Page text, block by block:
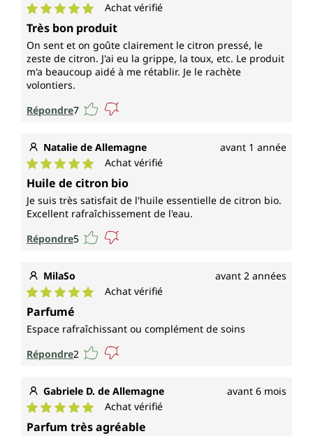
Note moyenne de 5 sur 5 étoiles
Achat vérifié
Très bon produit
On sent et on goûte clairement le citron pressé, le
zeste de citron. J'ai eu la grippe, la toux, etc. Le produit
m'a beaucoup aidé à me rétablir. Je le rachète
volontiers.
Répondre7
Natalie de Allemagne avant 1 année
Note moyenne de 5 sur 5 étoiles
Achat vérifié
Huile de citron bio
Je suis très satisfait de l'huile essentielle de citron bio.
Excellent rafraîchissement de l'eau.
Répondre5
MilaSo avant 2 années
Note moyenne de 5 sur 5 étoiles
Achat vérifié
Parfumé
Espace rafraîchissant ou complément de soins
Répondre2
Gabriele D. de Allemagne avant 6 mois
Note moyenne de 5 sur 5 étoiles
Achat vérifié
Parfum très agréable